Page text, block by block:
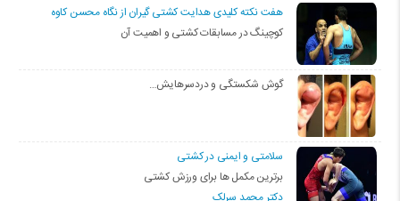
هفت نکته کلیدی هدایت کشتی گیران از نگاه محسن کاوه
کوچینگ در مسابقات کشتی و اهمیت آن
گوش شکستگی و دردسرهایش…
سلامتی و ایمنی در کشتی
برترین مکمل ها برای ورزش کشتی